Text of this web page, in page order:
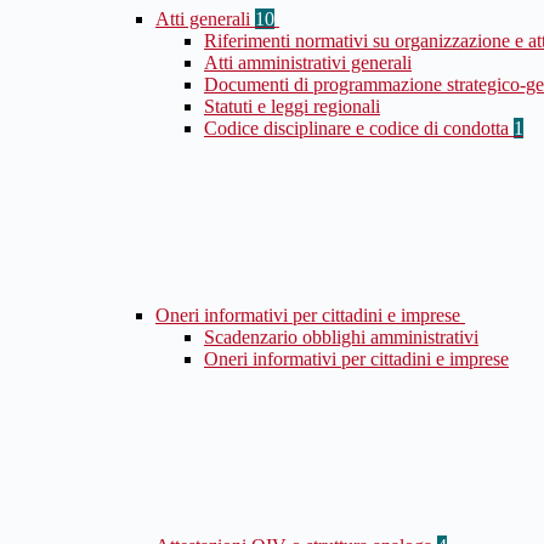
Atti generali 10
Riferimenti normativi su organizzazione e
Atti amministrativi generali
Documenti di programmazione strategico-
Statuti e leggi regionali
Codice disciplinare e codice di condotta 1
Oneri informativi per cittadini e imprese
Scadenzario obblighi amministrativi
Oneri informativi per cittadini e imprese